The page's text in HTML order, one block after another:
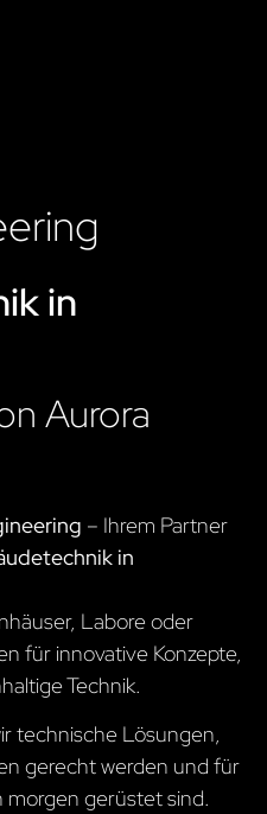
in
Aurora
– Ihrem Partner
in
Labore oder
für innovative Konzepte,
Technik.
technische Lösungen,
gerecht werden und für
gerüstet sind.